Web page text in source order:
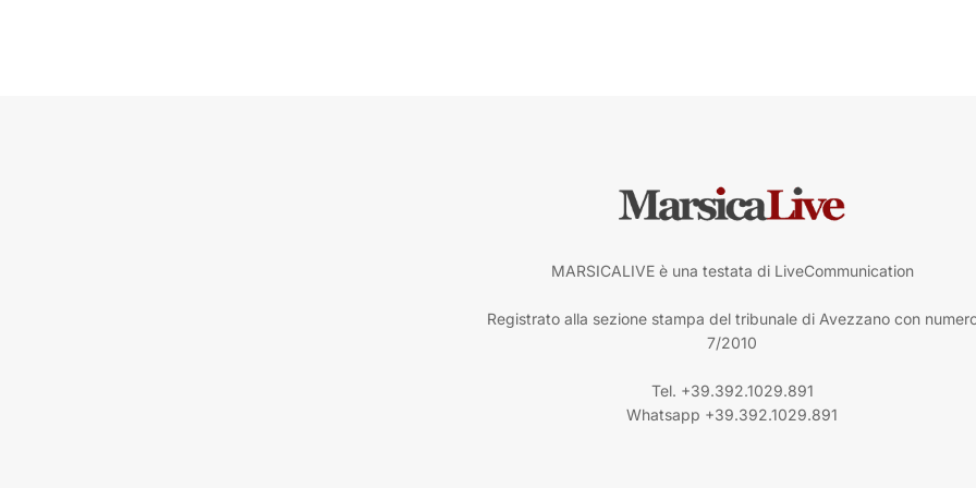
MARSICALIVE è una testata di LiveCommunication
Registrato alla sezione stampa del tribunale di Avezzano con
7/2010
Tel. +39.392.1029.891
Whatsapp +39.392.1029.891